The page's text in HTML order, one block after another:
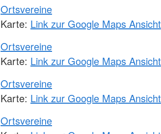
Ortsvereine
Karte: Link zur Google Maps Ansicht
Ortsvereine
Karte: Link zur Google Maps Ansicht
Ortsvereine
Karte: Link zur Google Maps Ansicht
Ortsvereine